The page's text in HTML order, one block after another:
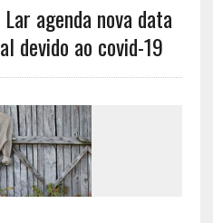
agenda nova data
devido ao covid-19